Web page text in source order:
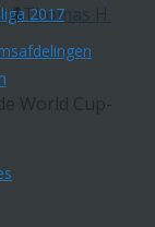
2017
Thomas H.
World Cup-